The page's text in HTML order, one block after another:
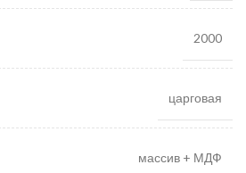
2000
царговая
массив + МДФ